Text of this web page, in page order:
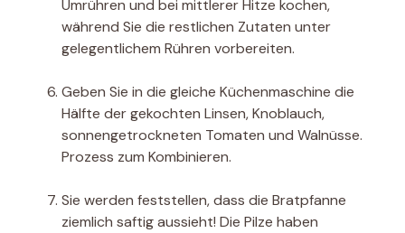
Umrühren und bei mittlerer Hitze kochen,
während Sie die restlichen Zutaten unter
gelegentlichem Rühren vorbereiten.
Geben Sie in die gleiche Küchenmaschine die
Hälfte der gekochten Linsen, Knoblauch,
sonnengetrockneten Tomaten und Walnüsse.
Prozess zum Kombinieren.
Sie werden feststellen, dass die Bratpfanne
ziemlich saftig aussieht! Die Pilze haben